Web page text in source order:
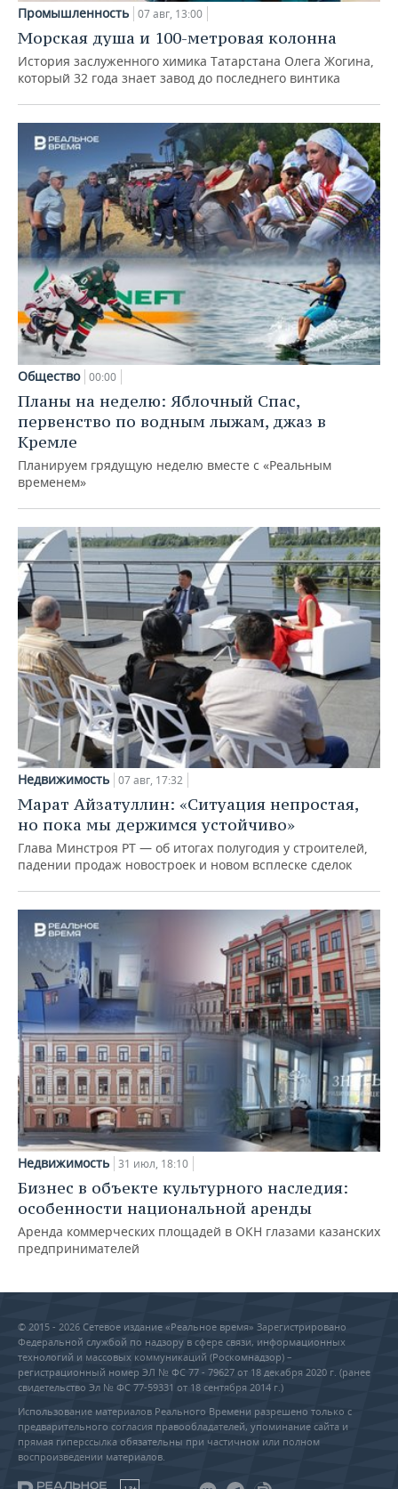
Промышленность 07 авг, 13:00
Морская душа и 100-метровая колонна
История заслуженного химика Татарстана Олега Жогина,
который 32 года знает завод до последнего винтика
Общество 00:00
Планы на неделю: Яблочный Спас,
первенство по водным лыжам, джаз в
Кремле
Планируем грядущую неделю вместе с «Реальным
временем»
Недвижимость 07 авг, 17:32
Марат Айзатуллин: «Ситуация непростая,
но пока мы держимся устойчиво»
Глава Минстроя РТ — об итогах полугодия у строителей,
падении продаж новостроек и новом всплеске сделок
Недвижимость 31 июл, 18:10
Бизнес в объекте культурного наследия:
особенности национальной аренды
Аренда коммерческих площадей в ОКН глазами казанских
предпринимателей
© 2015 - 2026 Сетевое издание «Реальное время» Зарегистрировано
Федеральной службой по надзору в сфере связи, информационных
технологий и массовых коммуникаций (Роскомнадзор) –
регистрационный номер ЭЛ № ФС 77 - 79627 от 18 декабря 2020 г. (ранее
свидетельство Эл № ФС 77-59331 от 18 сентября 2014 г.)
Использование материалов Реального Времени разрешено только с
предварительного согласия правообладателей, упоминание сайта и
прямая гиперссылка обязательны при частичном или полном
воспроизведении материалов.